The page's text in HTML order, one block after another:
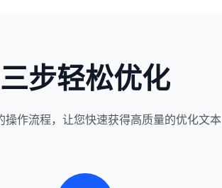
三步轻松优化
操作流程，让您快速获得高质量的优化文本